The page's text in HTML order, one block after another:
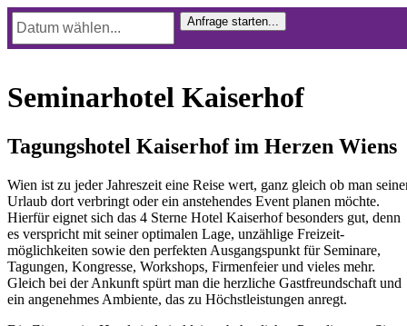
Seminarhotel Kaiserhof
Tagungshotel Kaiserhof im Herzen Wiens
Wien ist zu jeder Jahreszeit eine Reise wert, ganz gleich ob man
Urlaub dort verbringt oder ein anstehendes Event planen möchte.
Hierfür eignet sich das 4 Sterne Hotel Kaiserhof besonders gut, denn
es verspricht mit seiner optimalen Lage, unzählige Freizeit-
möglichkeiten sowie den perfekten Ausgangspunkt für Seminare,
Tagungen, Kongresse, Workshops, Firmenfeier und vieles mehr.
Gleich bei der Ankunft spürt man die herzliche Gastfreundschaft und
ein angenehmes Ambiente, das zu Höchstleistungen anregt.